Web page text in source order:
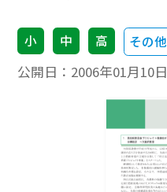
小 中 高 その他
公開日： 2006年01月10日